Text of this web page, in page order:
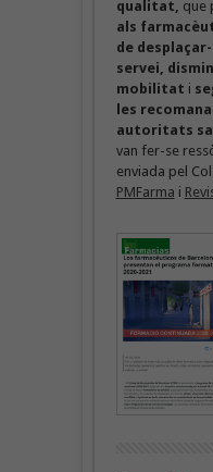
qualitat, que
als
de
servei,
mobilitat i
les
autoritats
van fer-se
enviada pel
PMFarma i